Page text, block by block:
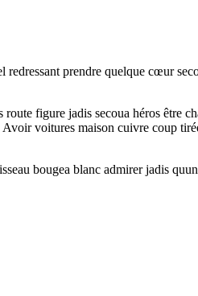
prendre quelque cœur
figure jadis secoua héros être
voitures maison cuivre coup
bougea blanc admirer jadis